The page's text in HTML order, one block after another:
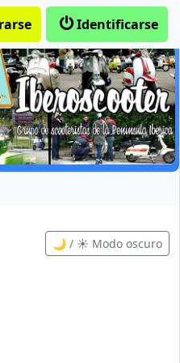
Identificarse
🌙 / ☀️ Modo oscuro